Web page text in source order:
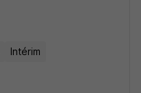
Intérim